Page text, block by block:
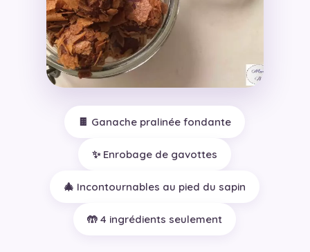
🍫 Ganache pralinée fondante
✨ Enrobage de gavottes
🎄 Incontournables au pied du sapin
🤲 4 ingrédients seulement